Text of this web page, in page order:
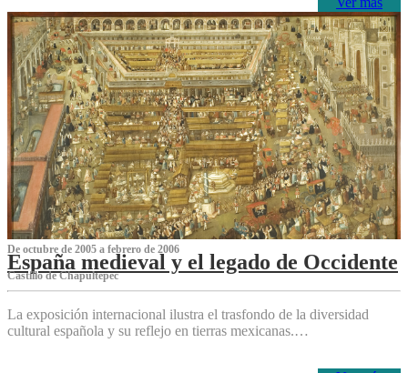
De octubre de 2005 a febrero de 2006
España medieval y el legado de Occidente
Castillo de Chapultepec
La exposición internacional ilustra el trasfondo de la diversidad
cultural española y su reflejo en tierras mexicanas.…